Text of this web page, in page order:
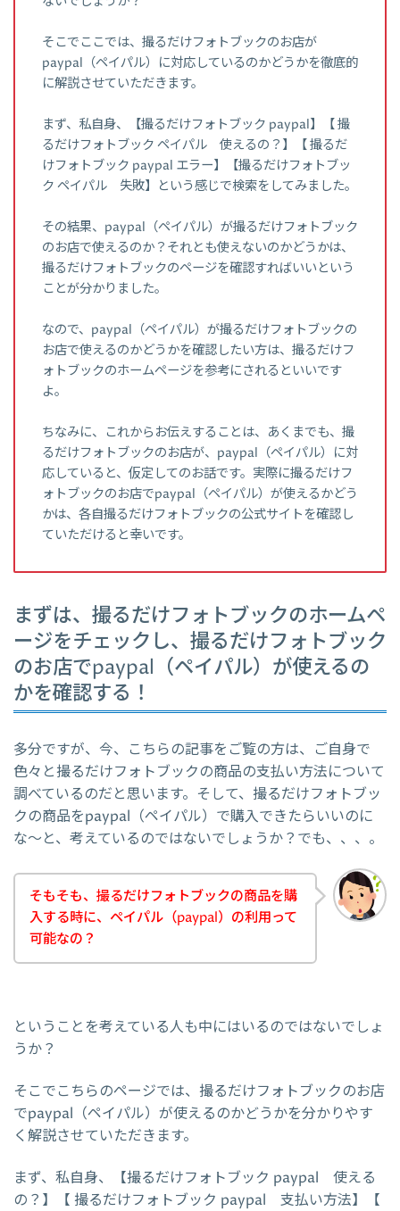
そこでここでは、撮るだけフォトブックのお店が
paypal（ペイパル）に対応しているのかどうかを徹底的
に解説させていただきます。
まず、私自身、【撮るだけフォトブック paypal】【 撮
るだけフォトブック ペイパル 使えるの？】【 撮るだ
けフォトブック paypal エラー】【撮るだけフォトブッ
ク ペイパル 失敗】という感じで検索をしてみました。
その結果、paypal（ペイパル）が撮るだけフォトブック
のお店で使えるのか？それとも使えないのかどうかは、
撮るだけフォトブックのページを確認すればいいという
ことが分かりました。
なので、paypal（ペイパル）が撮るだけフォトブックの
お店で使えるのかどうかを確認したい方は、撮るだけフ
ォトブックのホームページを参考にされるといいです
よ。
ちなみに、これからお伝えすることは、あくまでも、撮
るだけフォトブックのお店が、paypal（ペイパル）に対
応していると、仮定してのお話です。実際に撮るだけフ
ォトブックのお店でpaypal（ペイパル）が使えるかどう
かは、各自撮るだけフォトブックの公式サイトを確認し
ていただけると幸いです。
まずは、撮るだけフォトブックのホームペ
ージをチェックし、撮るだけフォトブック
のお店でpaypal（ペイパル）が使えるの
かを確認する！
多分ですが、今、こちらの記事をご覧の方は、ご自身で
色々と撮るだけフォトブックの商品の支払い方法について
調べているのだと思います。そして、撮るだけフォトブッ
クの商品をpaypal（ペイパル）で購入できたらいいのに
な～と、考えているのではないでしょうか？でも、、、。
そもそも、撮るだけフォトブックの商品を購
入する時に、ペイパル（paypal）の利用って
可能なの？
ということを考えている人も中にはいるのではないでしょ
うか？
そこでこちらのページでは、撮るだけフォトブックのお店
でpaypal（ペイパル）が使えるのかどうかを分かりやす
く解説させていただきます。
まず、私自身、【撮るだけフォトブック paypal 使える
の？】【 撮るだけフォトブック paypal 支払い方法】【